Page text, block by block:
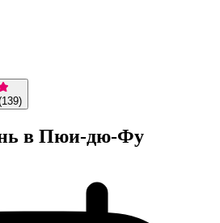
139)
в Пюи-дю-Фу